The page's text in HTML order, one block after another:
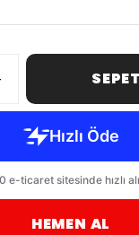
HEMEN AL